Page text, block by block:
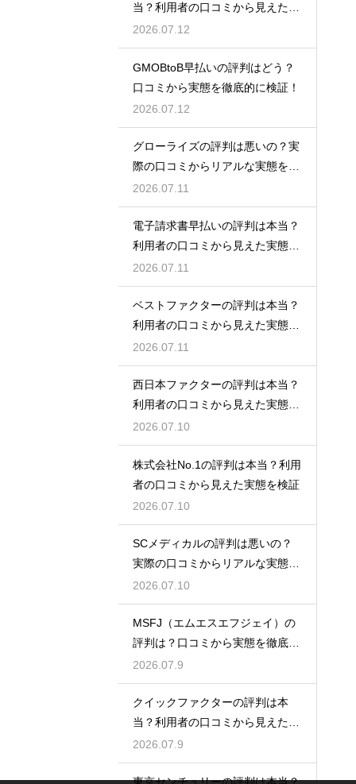
当？利用者の口コミから見えた実
態検証
2026.07.12
GMOBtoB早払いの評判はどう？
口コミから実態を徹底的に検証！
2026.07.12
グローライズの評判は悪いの？実
際の口コミからリアルな実態を検
証！
2026.07.11
電子請求書早払いの評判は本当？
利用者の口コミから見えた実態を
検証
2026.07.11
ベストファクターの評判は本当？
利用者の口コミから見えた実態を
検証
2026.07.11
西日本ファクターの評判は本当？
利用者の口コミから見えた実態を
検証
2026.07.10
株式会社No.1の評判は本当？利用
者の口コミから見えた実態を検証
2026.07.10
SCメディカルの評判は悪いの？
実際の口コミからリアルな実態を
検証
2026.07.10
MSFJ（エムエスエフジェイ）の
評判は？口コミから実態を徹底検
証
2026.07.9
クイックファクターの評判は本
当？利用者の口コミから見えた実
態検証
2026.07.9